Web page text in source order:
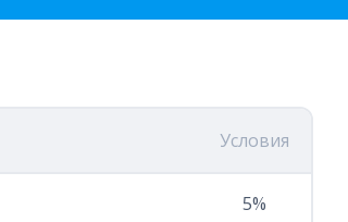
Условия
5%